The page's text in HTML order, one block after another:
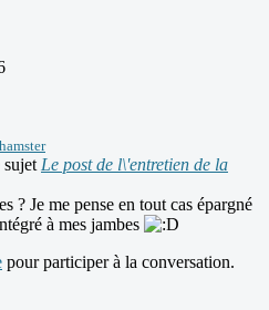
Le post de l\'entretien de la
? Je me pense en tout cas épargné
à mes jambes
pour participer à la conversation.